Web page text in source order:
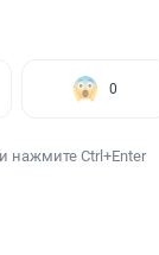
0
нажмите Ctrl+Enter